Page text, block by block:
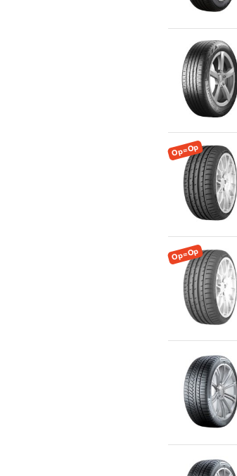
Op=Op
Op=Op